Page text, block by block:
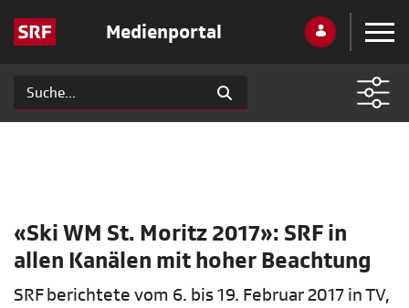
Medienportal
«Ski WM St. Moritz 2017»: SRF in
allen Kanälen mit hoher Beachtung
SRF berichtete vom 6. bis 19. Februar 2017 in TV,